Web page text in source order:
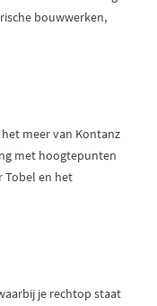
bouwwerken,
meer van Kontanz
met hoogtepunten
Tobel en het
je rechtop staat